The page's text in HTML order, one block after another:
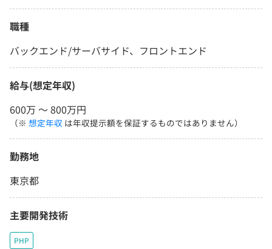
職種
バックエンド/サーバサイド、フロントエンド
給与(想定年収)
600万 〜 800万円
（※ 想定年収 は年収提示額を保証するものではありません）
勤務地
東京都
主要開発技術
PHP